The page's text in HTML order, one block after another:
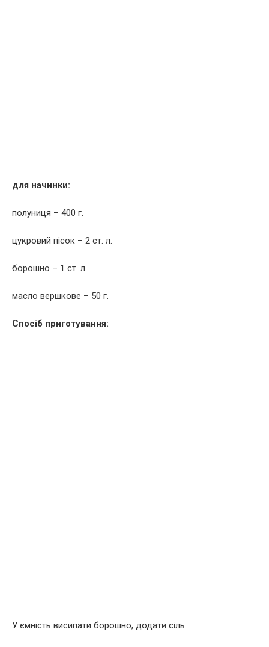
для начинки:
полуниця – 400 г.
цукровий пісок – 2 ст. л.
борошно – 1 ст. л.
масло вершкове – 50 г.
Спосіб приготування:
У ємність висипати борошно, додати сіль.